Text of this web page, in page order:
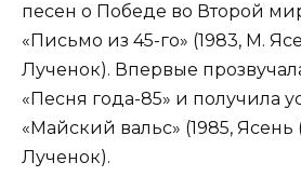
песен о Победе во Второй
«Письмо из 45-го» (1983, М.
Лученок). Впервые
«Песня года-85» и получила
«Майский вальс» (1985, Ясень
Лученок).